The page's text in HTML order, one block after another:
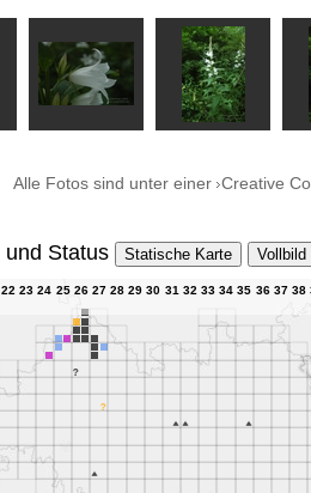
Alle Fotos sind unter einer Creative
und Status Statische Karte Vollbild